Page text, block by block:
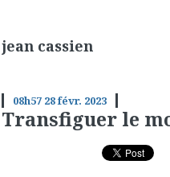
jean cassien
08h57 28févr. 2023
Transfiguer le